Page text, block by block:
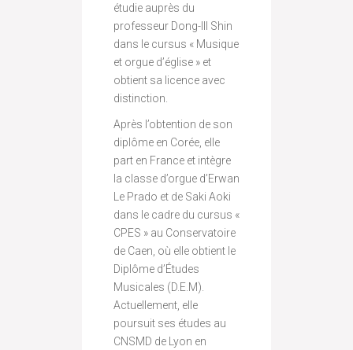
étudie auprès du
professeur Dong-Ill Shin
dans le cursus « Musique
et orgue d’église » et
obtient sa licence avec
distinction.
Après l’obtention de son
diplôme en Corée, elle
part en France et intègre
la classe d’orgue d’Erwan
Le Prado et de Saki Aoki
dans le cadre du cursus «
CPES » au Conservatoire
de Caen, où elle obtient le
Diplôme d’Études
Musicales (D.E.M).
Actuellement, elle
poursuit ses études au
CNSMD de Lyon en